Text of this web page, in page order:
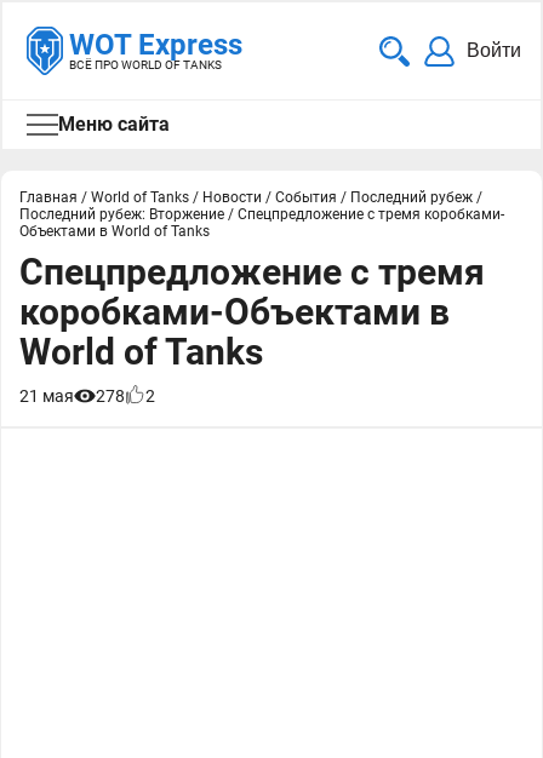
WOT Express
ВСЁ ПРО WORLD OF TANKS
Войти
Меню сайта
Главная / World of Tanks / Новости / События / Последний рубеж /
Последний рубеж: Вторжение / Спецпредложение с тремя коробками-
Объектами в World of Tanks
Спецпредложение с тремя
коробками-Объектами в
World of Tanks
21 мая 278 2